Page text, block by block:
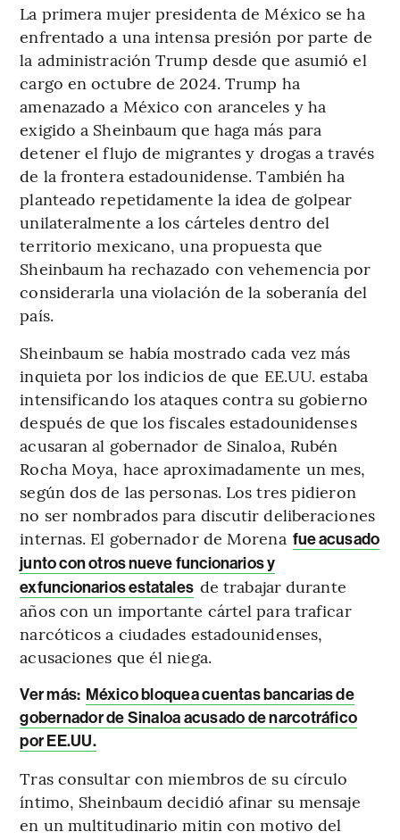
La primera mujer presidenta de México se ha
enfrentado a una intensa presión por parte de
la administración Trump desde que asumió el
cargo en octubre de 2024. Trump ha
amenazado a México con aranceles y ha
exigido a Sheinbaum que haga más para
detener el flujo de migrantes y drogas a través
de la frontera estadounidense. También ha
planteado repetidamente la idea de golpear
unilateralmente a los cárteles dentro del
territorio mexicano, una propuesta que
Sheinbaum ha rechazado con vehemencia por
considerarla una violación de la soberanía del
país.
Sheinbaum se había mostrado cada vez más
inquieta por los indicios de que EE.UU. estaba
intensificando los ataques contra su gobierno
después de que los fiscales estadounidenses
acusaran al gobernador de Sinaloa, Rubén
Rocha Moya, hace aproximadamente un mes,
según dos de las personas. Los tres pidieron
no ser nombrados para discutir deliberaciones
internas. El gobernador de Morena fue acusado
junto con otros nueve funcionarios y
exfuncionarios estatales de trabajar durante
años con un importante cártel para traficar
narcóticos a ciudades estadounidenses,
acusaciones que él niega.
Ver más: México bloquea cuentas bancarias de
gobernador de Sinaloa acusado de narcotráfico
por EE.UU.
Tras consultar con miembros de su círculo
íntimo, Sheinbaum decidió afinar su mensaje
en un multitudinario mitin con motivo del